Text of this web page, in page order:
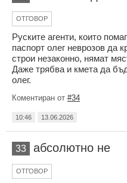
ОТГОВОР
Руските агенти, които
паспорт олег неврозов да
строи незаконно, нямат
Даже трябва и кмета да
олег.
Коментиран от #34
10:46 13.06.2026
33 абсолютно не
ОТГОВОР